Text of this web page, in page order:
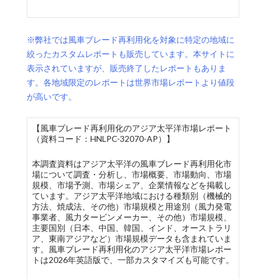
※弊社では風車ブレード再利用化を対象に特定の地域に
絞ったカスタムレポートも販売しています。本サイトに
表示されていますが、販売終了したレポートもありま
す。各地域限定のレポートは世界市場レポートより値段
が高いです。
【風車ブレード再利用化のアジア太平洋市場レポート
（資料コード：HNLPC-32070-AP）】
本調査資料はアジア太平洋の風車ブレード再利用化市
場について調査・分析し、市場概要、市場動向、市場
規模、市場予測、市場シェア、企業情報などを掲載し
ています。アジア太平洋地域における種類別（機械的
方法、焼成法、その他）市場規模と用途別（風力発電
事業者、風力タービンメーカー、その他）市場規模、
主要国別（日本、中国、韓国、インド、オーストラリ
ア、東南アジアなど）市場規模データも含まれていま
す。風車ブレード再利用化のアジア太平洋市場レポー
トは2026年英語版で、一部カスタマイズも可能です。